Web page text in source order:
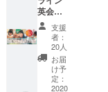
す。
SPEAの
youtub
eにも掲
載予定
です。
お名前
を備考
許可が
降り次
第迅速
に再会
する所
存では
ござい
ます
お世話
になっ
たドゥ
マゲテ
のため
にも、
３日間
たっぷ
義務教
育以外
の教育
を受け
させて
あげた
くても
家計の
英会話
１ヶ月
(週2コ
マ) お試
しプラ
ン [ギフ
ト可] ...
通常よ
支援
者：
20人
お届
け予
定：
2020